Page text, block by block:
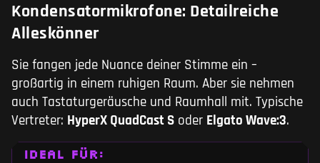
Kondensatormikrofone: Detailreiche
Alleskönner
Sie fangen jede Nuance deiner Stimme ein –
großartig in einem ruhigen Raum. Aber sie nehmen
auch Tastaturgeräusche und Raumhall mit. Typische
Vertreter: HyperX QuadCast S oder Elgato Wave:3.
IDEAL FÜR: